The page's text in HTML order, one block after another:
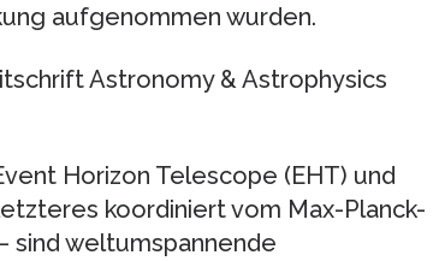
aufgenommen wurden.
Astronomy & Astrophysics
Horizon Telescope (EHT) und
koordiniert vom Max-Planck-
sind weltumspannende